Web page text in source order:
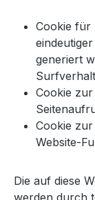
Cookie für
generiert
Cookie
Cookie
Website-
Die auf diese